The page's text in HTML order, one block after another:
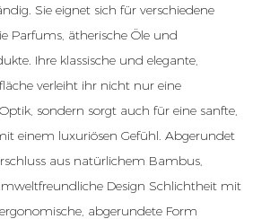
Sie eignet sich für verschiedene
Parfums, ätherische Öle und
Ihre klassische und elegante,
verleiht ihr nicht nur eine
sondern sorgt auch für eine sanfte,
einem luxuriösen Gefühl. Abgerundet
aus natürlichem Bambus,
Design Schlichtheit mit
abgerundete Form